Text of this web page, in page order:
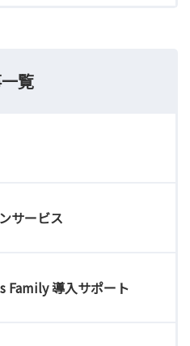
覧
サービス
Family 導入サポート